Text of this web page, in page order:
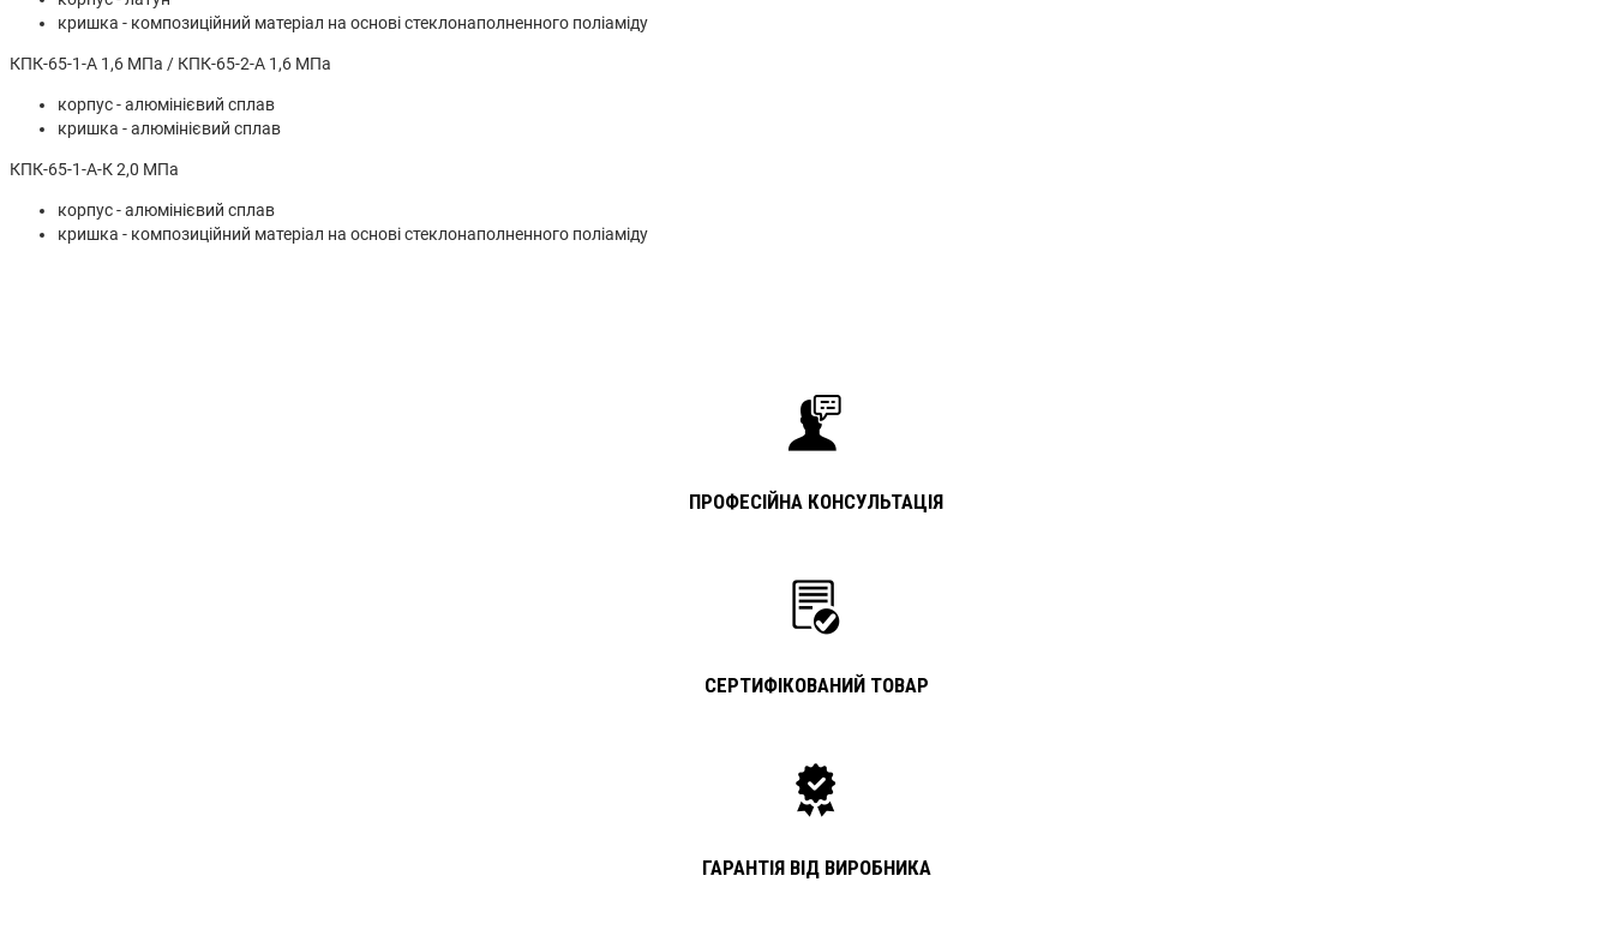
кришка - композиційний матеріал на основі стеклонаполненного поліаміду
КПК-65-1-А 1,6 МПа / КПК-65-2-А 1,6 МПа
корпус - алюмінієвий сплав
кришка - алюмінієвий сплав
КПК-65-1-А-К 2,0 МПа
корпус - алюмінієвий сплав
кришка - композиційний матеріал на основі стеклонаполненного поліаміду
ПРОФЕСІЙНА КОНСУЛЬТАЦІЯ
СЕРТИФІКОВАНИЙ ТОВАР
ГАРАНТІЯ ВІД ВИРОБНИКА